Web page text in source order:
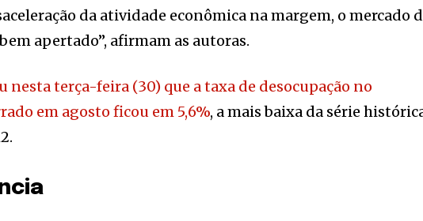
da atividade econômica na margem, o mercado
apertado”, afirmam as autoras.
nesta terça-feira (30) que a taxa de desocupação no
em agosto ficou em 5,6%, a mais baixa da série